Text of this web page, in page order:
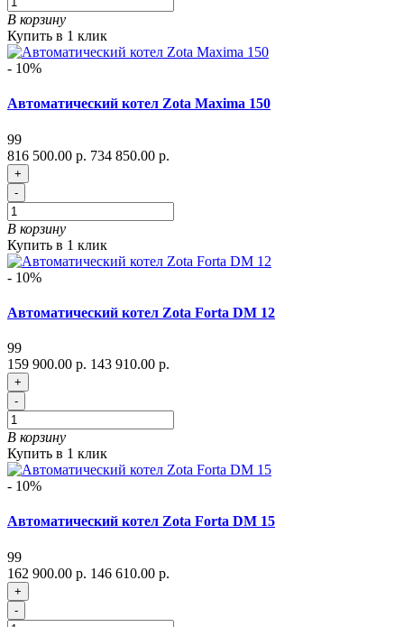
В корзину
Купить в 1 клик
- 10%
Автоматический котел Zota Maxima 150
99
816 500.00 р. 734 850.00 р.
+
-
В корзину
Купить в 1 клик
- 10%
Автоматический котел Zota Forta DM 12
99
159 900.00 р. 143 910.00 р.
+
-
В корзину
Купить в 1 клик
- 10%
Автоматический котел Zota Forta DM 15
99
162 900.00 р. 146 610.00 р.
+
-